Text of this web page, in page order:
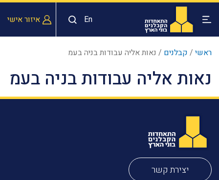
En איזור אישי
ראשי / קבלנים / נאות אליה עבודות בניה בעמ
נאות אליה עבודות בניה בעמ
יצירת קשר